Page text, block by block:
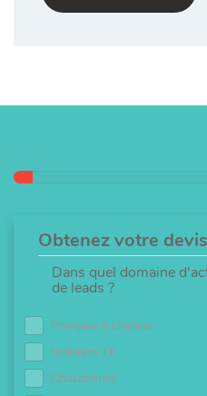
Obtenez votre
Dans quel domaine
de leads ?
Pompes à chaleur
Isolation 1€
Chaudières